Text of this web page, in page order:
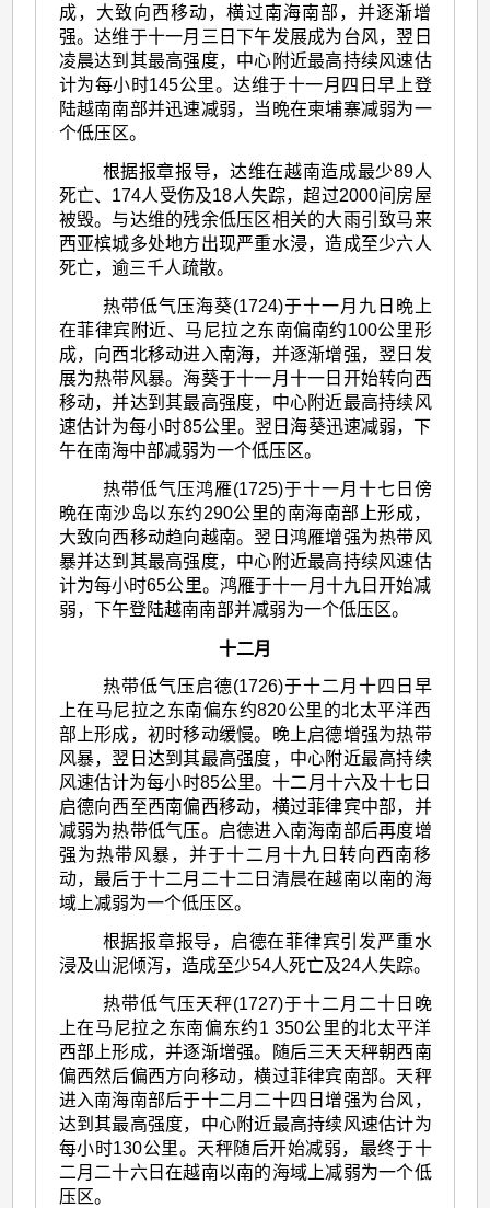
成，大致向西移动，横过南海南部，并逐渐增
强。达维于十一月三日下午发展成为台风，翌日
凌晨达到其最高强度，中心附近最高持续风速估
计为每小时145公里。达维于十一月四日早上登
陆越南南部并迅速减弱，当晩在柬埔寨减弱为一
个低压区。
根据报章报导，达维在越南造成最少89人
死亡、174人受伤及18人失踪，超过2000间房屋
被毁。与达维的残余低压区相关的大雨引致马来
西亚槟城多处地方出现严重水浸，造成至少六人
死亡，逾三千人疏散。
热带低气压海葵(1724)于十一月九日晩上
在菲律宾附近、马尼拉之东南偏南约100公里形
成，向西北移动进入南海，并逐渐增强，翌日发
展为热带风暴。海葵于十一月十一日开始转向西
移动，并达到其最高强度，中心附近最高持续风
速估计为每小时85公里。翌日海葵迅速减弱，下
午在南海中部减弱为一个低压区。
热带低气压鸿雁(1725)于十一月十七日傍
晩在南沙岛以东约290公里的南海南部上形成，
大致向西移动趋向越南。翌日鸿雁增强为热带风
暴并达到其最高强度，中心附近最高持续风速估
计为每小时65公里。鸿雁于十一月十九日开始减
弱，下午登陆越南南部并减弱为一个低压区。
十二月
热带低气压启德(1726)于十二月十四日早
上在马尼拉之东南偏东约820公里的北太平洋西
部上形成，初时移动缓慢。晚上启德增强为热带
风暴，翌日达到其最高强度，中心附近最高持续
风速估计为每小时85公里。十二月十六及十七日
启德向西至西南偏西移动，横过菲律宾中部，并
减弱为热带低气压。启德进入南海南部后再度增
强为热带风暴，并于十二月十九日转向西南移
动，最后于十二月二十二日清晨在越南以南的海
域上减弱为一个低压区。
根据报章报导，启德在菲律宾引发严重水
浸及山泥倾泻，造成至少54人死亡及24人失踪。
热带低气压天秤(1727)于十二月二十日晚
上在马尼拉之东南偏东约1 350公里的北太平洋
西部上形成，并逐渐增强。随后三天天秤朝西南
偏西然后偏西方向移动，横过菲律宾南部。天秤
进入南海南部后于十二月二十四日增强为台风，
达到其最高强度，中心附近最高持续风速估计为
每小时130公里。天秤随后开始减弱，最终于十
二月二十六日在越南以南的海域上减弱为一个低
压区。